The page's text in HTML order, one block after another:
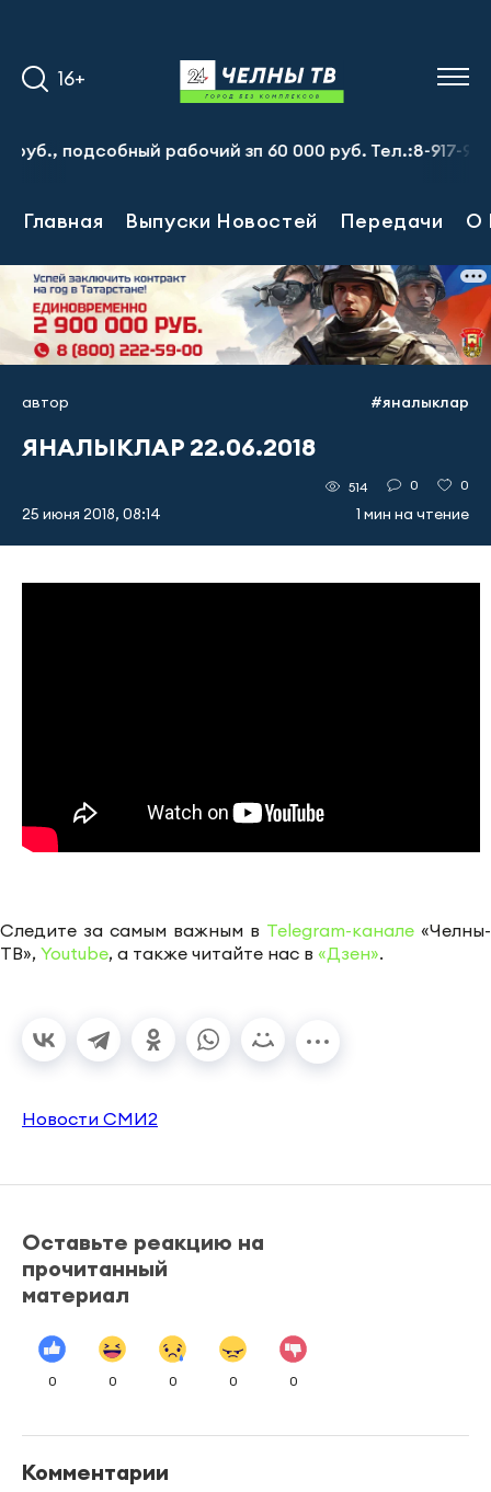
16+
рабочий зп 60 000 руб. Тел.:8-917-913-20-71
Главная Выпуски Новостей Передачи О
автор #яналыклар
ЯНАЛЫКЛАР 22.06.2018
25 июня 2018, 08:14
514 0 0
1 мин на чтение
Следите за самым важным в Telegram-канале «Челны-
ТВ», Youtube, а также читайте нас в «Дзен».
Новости СМИ2
Оставьте реакцию на
прочитанный
материал
0 0 0 0 0
Комментарии